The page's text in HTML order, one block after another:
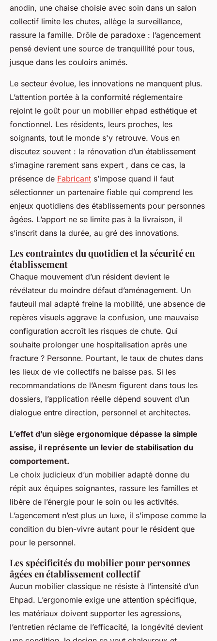
anodin, une chaise choisie avec soin dans un salon
collectif limite les chutes, allège la surveillance,
rassure la famille. Drôle de paradoxe : l’agencement
pensé devient une source de tranquillité pour tous,
jusque dans les couloirs animés.
Le secteur évolue, les innovations ne manquent plus.
L’attention portée à la conformité réglementaire
rejoint le goût pour un mobilier ehpad esthétique et
fonctionnel. Les résidents, leurs proches, les
soignants, tout le monde s'y retrouve. Vous en
discutez souvent : la rénovation d’un établissement
s’imagine rarement sans expert , dans ce cas, la
présence de Fabricant s’impose quand il faut
sélectionner un partenaire fiable qui comprend les
enjeux quotidiens des établissements pour personnes
âgées. L’apport ne se limite pas à la livraison, il
s’inscrit dans la durée, au gré des innovations.
Les contraintes du quotidien et la sécurité en
établissement
Chaque mouvement d’un résident devient le
révélateur du moindre défaut d’aménagement. Un
fauteuil mal adapté freine la mobilité, une absence de
repères visuels aggrave la confusion, une mauvaise
configuration accroît les risques de chute. Qui
souhaite prolonger une hospitalisation après une
fracture ? Personne. Pourtant, le taux de chutes dans
les lieux de vie collectifs ne baisse pas. Si les
recommandations de l’Anesm figurent dans tous les
dossiers, l’application réelle dépend souvent d’un
dialogue entre direction, personnel et architectes.
L’effet d’un siège ergonomique dépasse la simple
assise, il représente un levier de stabilisation du
comportement.
Le choix judicieux d’un mobilier adapté donne du
répit aux équipes soignantes, rassure les familles et
libère de l’énergie pour le soin ou les activités.
L’agencement n’est plus un luxe, il s’impose comme la
condition du bien-vivre autant pour le résident que
pour le personnel.
Les spécificités du mobilier pour personnes
âgées en établissement collectif
Aucun mobilier classique ne résiste à l’intensité d’un
Ehpad. L’ergonomie exige une attention spécifique,
les matériaux doivent supporter les agressions,
l’entretien réclame de l’efficacité, la longévité devient